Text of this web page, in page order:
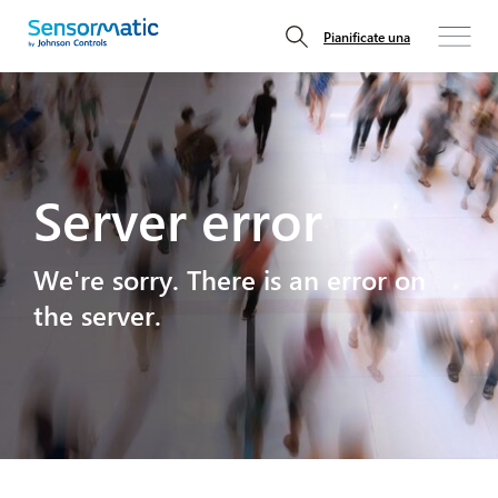
Pianificate una
Server error
We're sorry. There is an error on
the server.